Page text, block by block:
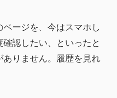
ージを、今はスマホし
認したい、といったと
ありません。履歴を見れ